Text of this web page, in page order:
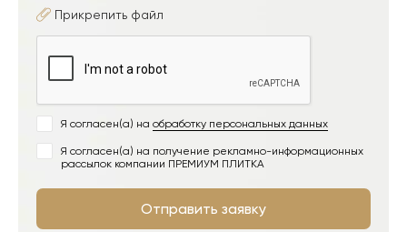
Прикрепить файл
Я согласен(а) на обработку персональных данных
Я согласен(а) на получение рекламно-информационных
рассылок компании ПРЕМИУМ ПЛИТКА
Отправить заявку